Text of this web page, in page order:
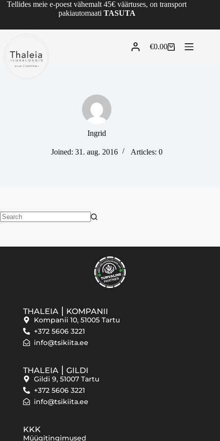
Tellides meie e-poest vähemalt 45€ väärtuses, on transport
pakiautomaati TASUTA
€0.00
Ingrid
Joined: 31. aug. 2016 Articles: 0
THALEIA ⎮ KOMPANII
Kompanii 10, 51005 Tartu
+372 5606 3221
info@tsikiita.ee
THALEIA ⎮ GILDI
Gildi 9, 51007 Tartu
+372 5606 3221
info@tsikiita.ee
KKK
Müügitingimused